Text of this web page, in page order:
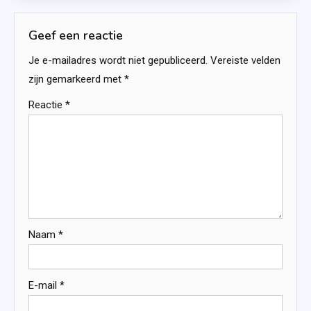
Geef een reactie
Je e-mailadres wordt niet gepubliceerd. Vereiste velden
zijn gemarkeerd met *
Reactie *
Naam *
E-mail *